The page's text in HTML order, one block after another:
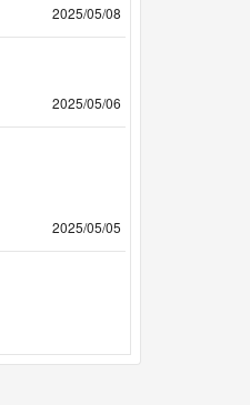
2025/05/08
2025/05/06
2025/05/05